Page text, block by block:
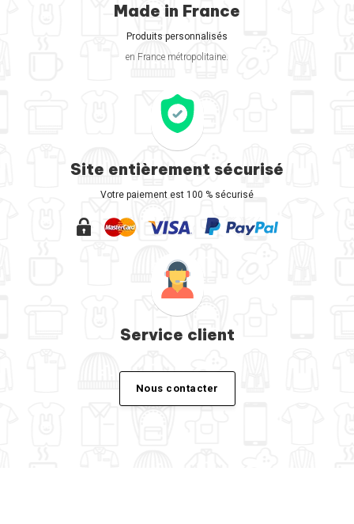
Made in France
Produits personnalisés
en France métropolitaine.
Site entièrement sécurisé
Votre paiement est 100 % sécurisé
Service client
Nous contacter